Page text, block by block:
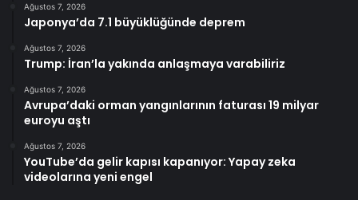
Ağustos 7, 2026
Japonya’da 7.1 büyüklüğünde deprem
Ağustos 7, 2026
Trump: İran’la yakında anlaşmaya varabiliriz
Ağustos 7, 2026
Avrupa’daki orman yangınlarının faturası 19 milyar
euroyu aştı
Ağustos 7, 2026
YouTube’da gelir kapısı kapanıyor: Yapay zeka
videolarına yeni engel